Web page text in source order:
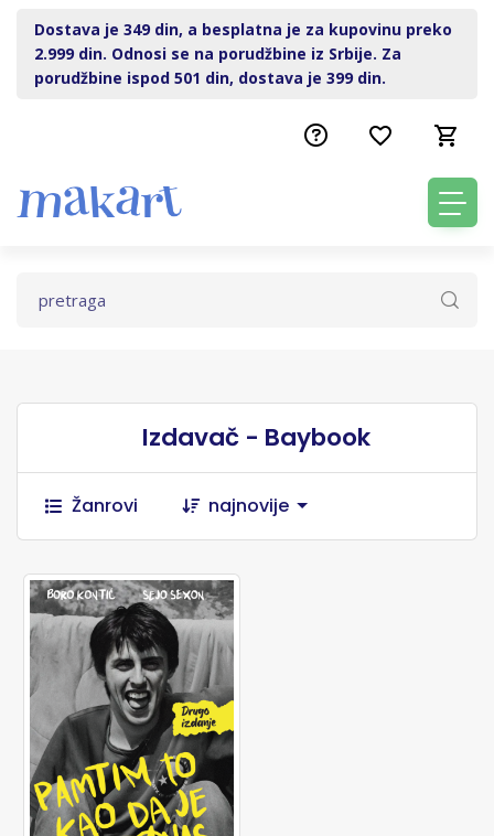
Dostava je 349 din, a besplatna je za kupovinu preko
2.999 din. Odnosi se na porudžbine iz Srbije. Za
porudžbine ispod 501 din, dostava je 399 din.
Izdavač - Baybook
Žanrovi najnovije